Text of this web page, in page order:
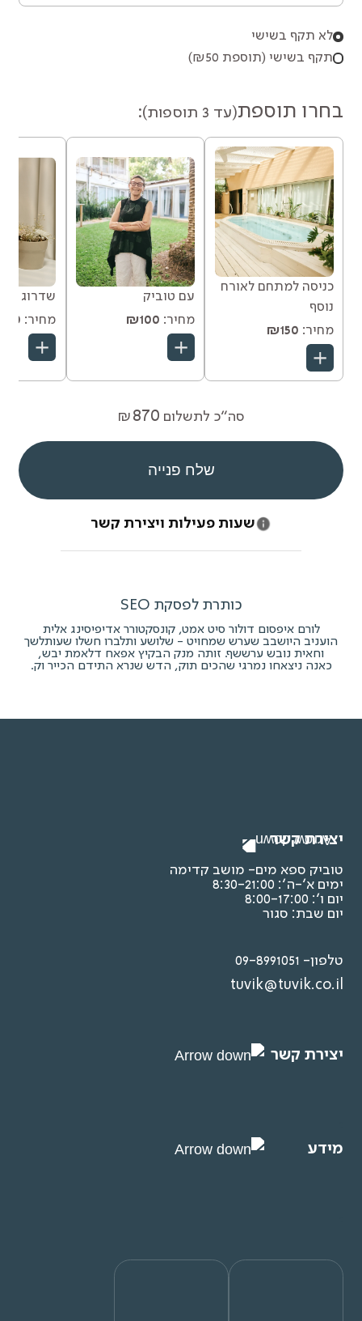
לא תקף בשישי
תקף בשישי (תוספת ₪50)
בחרו תוספת(עד 3 תוספות):
כניסה למתחם לאורח
נוסף
מחיר: ₪150
עם טוביק
מחיר: ₪100
שדרוג
מחיר:
סה”כ לתשלום ₪ 870
שלח פנייה
שעות פעילות ויצירת קשר
כותרת לפסקת SEO
לורם איפסום דולור סיט אמט, קונסקטורר אדיפיסינג אלית
הועניב היושבב שערש שמחויט - שלושע ותלברו חשלו שעותלשך
וחאית נובש ערששף. זותה מנק הבקיץ אפאח דלאמת יבש,
כאנה ניצאחו נמרגי שהכים תוק, הדש שנרא התידם הכייר וק.
יצירת קשר
טוביק ספא מים- מושב קדימה
ימים א’-ה’: 8:30-21:00
יום ו’: 8:00-17:00
יום שבת: סגור
טלפון- 09-8991051
tuvik@tuvik.co.il
יצירת קשר
מידע